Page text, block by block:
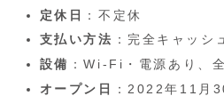
定休日
：不定休
支払い方法 ：完全キャッシ
設備 ：Wi-Fi・電源あり、
オープン日
：2022年11月